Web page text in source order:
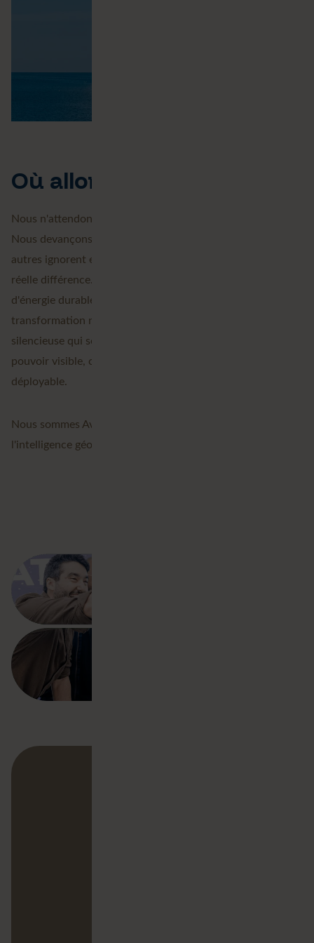
Où allons-nous ?
Nous n'attendons pas le changement, nous le construisons.
Nous devançons les questions, découvrons ce que les
autres ignorent et concevons des solutions qui font une
réelle différence. Qu'il s'agisse de villes plus intelligentes,
d'énergie durable, d'adaptation au climat ou de
transformation numérique, les géodonnées sont la force
silencieuse qui sous-tend le progrès. Nous rendons ce
pouvoir visible, compréhensible et stratégiquement
déployable.
Nous sommes Avineon Tensing. Et nous façonnons
l'intelligence géospatiale.